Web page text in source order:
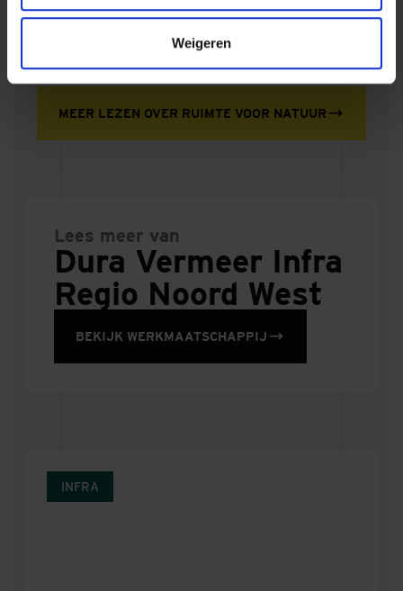
Weigeren
bouwen met Ruimte voor Natuur.
MEER LEZEN OVER RUIMTE VOOR NATUUR
Lees meer van
Dura Vermeer Infra
Regio Noord West
BEKIJK WERKMAATSCHAPPIJ
INFRA